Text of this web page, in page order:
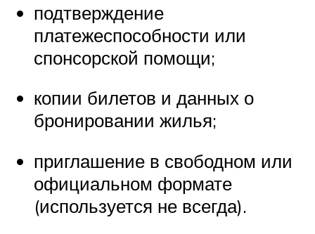
подтверждение
платежеспособности или
спонсорской помощи;
копии билетов и данных о
бронировании жилья;
приглашение в свободном или
официальном формате
(используется не всегда).